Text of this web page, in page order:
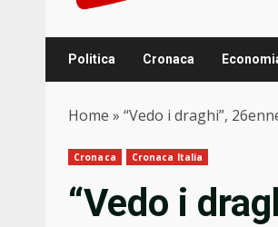
Politica Cronaca
Home » “Vedo i draghi”,
Cronaca Cronaca Italia
“Vedo i